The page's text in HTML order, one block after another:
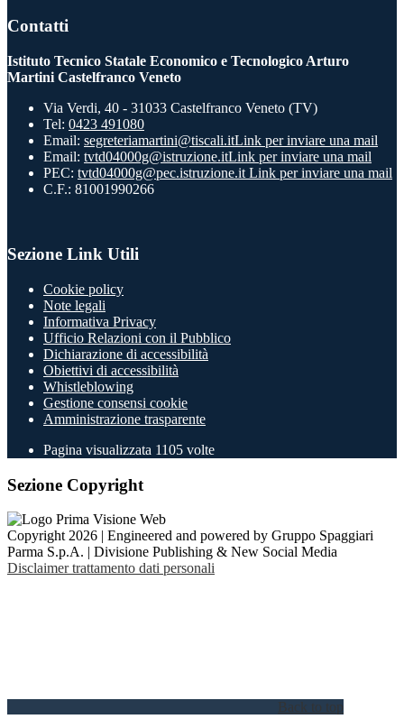
Contatti
Istituto Tecnico Statale Economico e Tecnologico Arturo
Martini Castelfranco Veneto
Via Verdi, 40 - 31033 Castelfranco Veneto (TV)
Tel: 0423 491080
Email: segreteriamartini@tiscali.itLink per inviare una mail
Email: tvtd04000g@istruzione.itLink per inviare una mail
PEC: tvtd04000g@pec.istruzione.it Link per inviare una mail
C.F.: 81001990266
Sezione Link Utili
Cookie policy
Note legali
Informativa Privacy
Ufficio Relazioni con il Pubblico
Dichiarazione di accessibilità
Obiettivi di accessibilità
Whistleblowing
Gestione consensi cookie
Amministrazione trasparente
Pagina visualizzata 1105 volte
Sezione Copyright
Copyright 2026 | Engineered and powered by Gruppo Spaggiari
Parma S.p.A. | Divisione Publishing & New Social Media
Disclaimer trattamento dati personali
Back to top